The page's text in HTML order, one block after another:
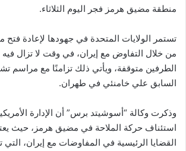
منطقة مضيق هرمز فجر اليوم الثلاثاء.
تستمر الولايات المتحدة في جهودها لإعادة
من خلال التفاوض مع إيران، في وقت لا تزال فيه
الطرفين متوقفة، ويأتي ذلك تزامنًا مع مراسم
السابق علي خامنئي في طهران.
وذكرت وكالة “أسوشيتد برس” أن الإدارة
استئناف حركة الملاحة في مضيق هرمز، حيث
القضايا الرئيسية في المفاوضات مع إيران،